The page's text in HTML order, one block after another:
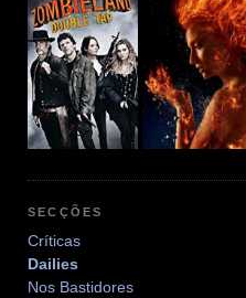
SECÇÕES
Críticas
Dailies
Nos Bastidores